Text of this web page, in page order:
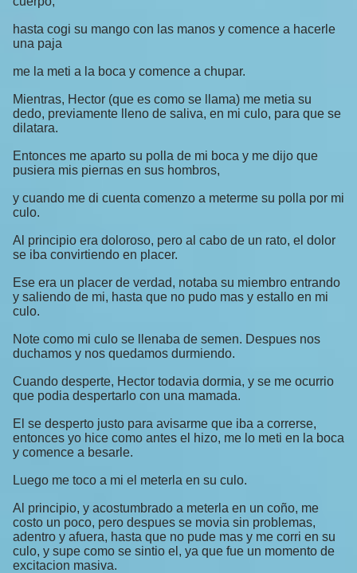
hasta cogi su mango con las manos y comence a hacerle
una paja
me la meti a la boca y comence a chupar.
Mientras, Hector (que es como se llama) me metia su
dedo, previamente lleno de saliva, en mi culo, para que se
dilatara.
Entonces me aparto su polla de mi boca y me dijo que
pusiera mis piernas en sus hombros,
y cuando me di cuenta comenzo a meterme su polla por mi
culo.
Al principio era doloroso, pero al cabo de un rato, el dolor
se iba convirtiendo en placer.
Ese era un placer de verdad, notaba su miembro entrando
y saliendo de mi, hasta que no pudo mas y estallo en mi
culo.
Note como mi culo se llenaba de semen. Despues nos
duchamos y nos quedamos durmiendo.
Cuando desperte, Hector todavia dormia, y se me ocurrio
que podia despertarlo con una mamada.
El se desperto justo para avisarme que iba a correrse,
entonces yo hice como antes el hizo, me lo meti en la boca
y comence a besarle.
Luego me toco a mi el meterla en su culo.
Al principio, y acostumbrado a meterla en un coño, me
costo un poco, pero despues se movia sin problemas,
adentro y afuera, hasta que no pude mas y me corri en su
culo, y supe como se sintio el, ya que fue un momento de
excitacion masiva.